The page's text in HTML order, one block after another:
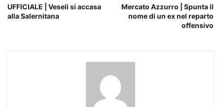
UFFICIALE | Veseli si accasa
alla Salernitana
Mercato Azzurro | Spunta il
nome di un ex nel reparto
offensivo